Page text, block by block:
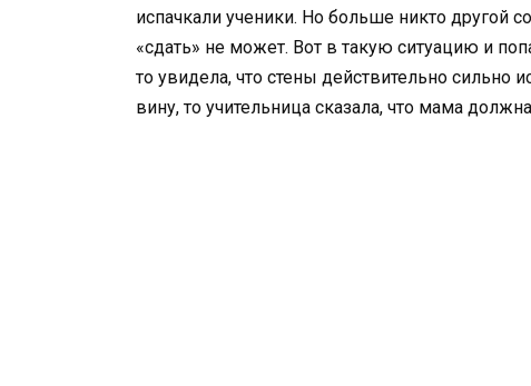
испачкали ученики. Но больше никто другой
«сдать» не может. Вот в такую ситуацию и
то увидела, что стены действительно сильно
вину, то учительница сказала, что мама